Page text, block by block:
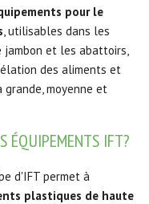
pour le
, utilisables dans les
jambon et les abattoirs,
des aliments et
grande, moyenne et
ÉQUIPEMENTS IFT?
d'IFT permet à
plastiques de haute